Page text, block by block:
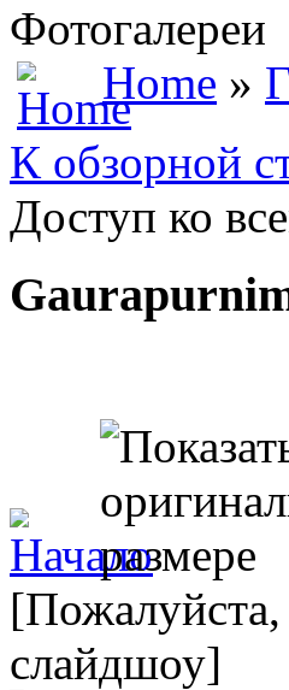
Фотогалереи
Home »
К обзорной
Доступ ко
слайдшоу]